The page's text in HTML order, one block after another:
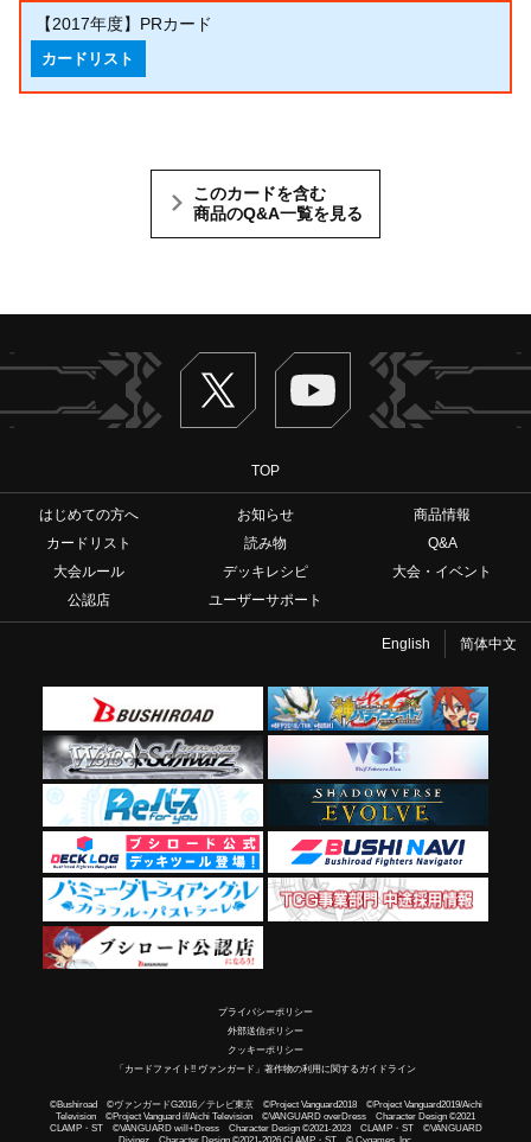
【2017年度】PRカード
カードリスト
このカードを含む
商品のQ&A一覧を見る
Twitter ヴァンガードch
TOP
はじめての方へ お知らせ
商品情報
カードリスト
読み物
Q&A
大会ルール
デッキレシピ
大会・イベント
公認店
ユーザーサポート
English 简体中文
プライバシーポリシー
外部送信ポリシー
クッキーポリシー
「カードファイト!! ヴァンガード」著作物の利用に関するガイドライン
©Bushiroad ©ヴァンガードG2016／テレビ東京 ©Project Vanguard2018 ©Project Vanguard2019/Aichi
Television ©Project Vanguard if/Aichi Television ©VANGUARD overDress Character Design ©2021
CLAMP・ST ©VANGUARD will+Dress Character Design ©2021-2023 CLAMP・ST ©VANGUARD